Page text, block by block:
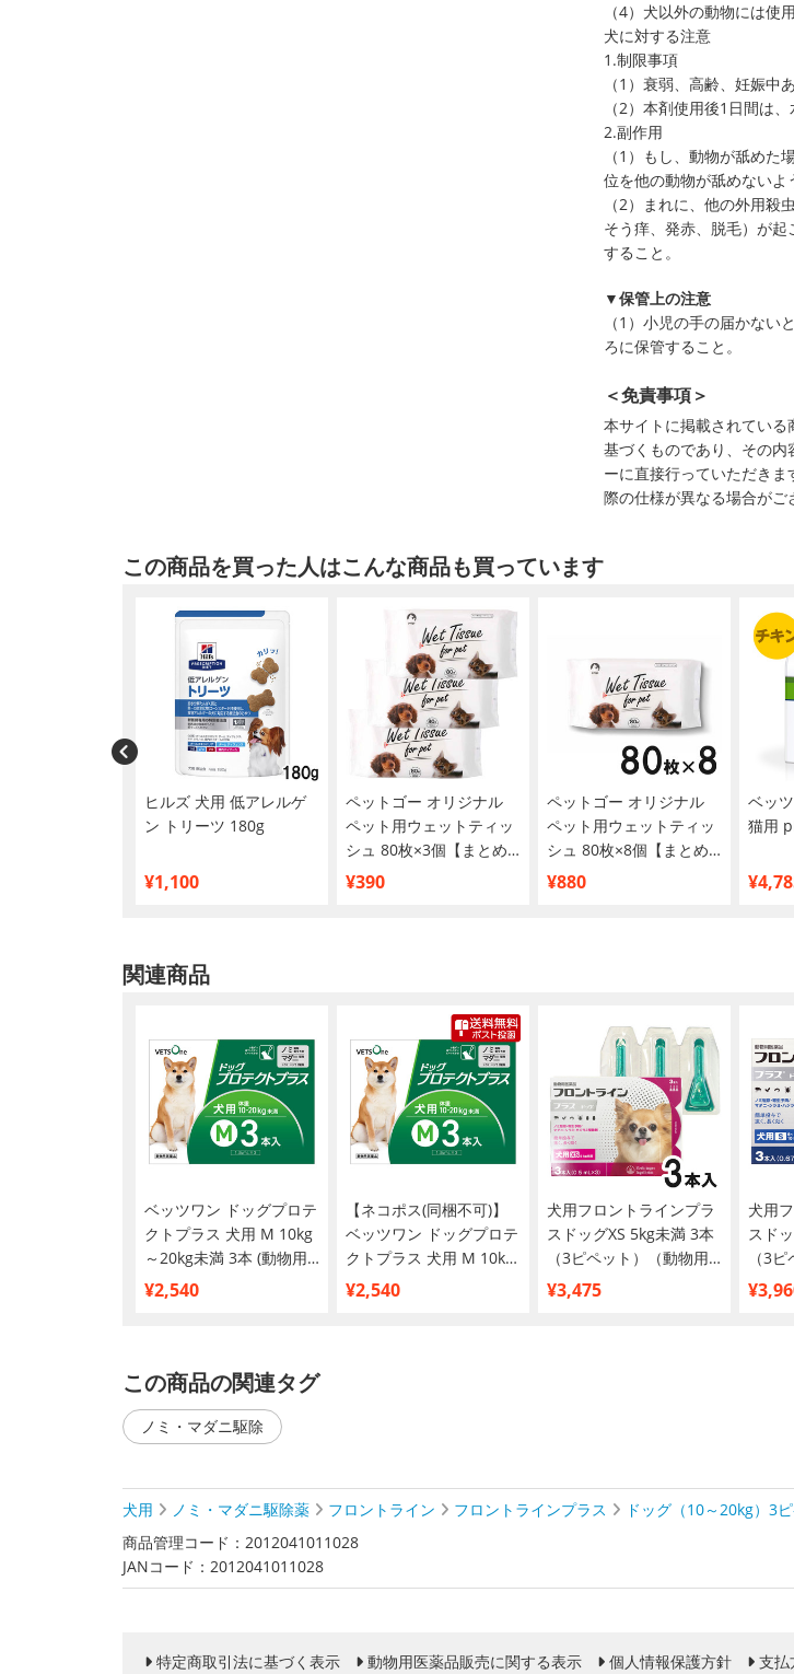
（4）犬以外の動物には使
犬に対する注意
1.制限事項
（1）衰弱、高齢、妊娠中
（2）本剤使用後1日間は
2.副作用
（1）もし、動物が舐め
位を他の動物が舐めないよ
（2）まれに、他の外用
そう痒、発赤、脱毛）が
すること。
▼保管上の注意
（1）小児の手の届かな
ろに保管すること。
＜免責事項＞
本サイトに掲載されてい
基づくものであり、その
ーに直接行っていただき
際の仕様が異なる場合がご
この商品を買った人はこんな商品も買っています
ヒルズ 犬用 低アレルゲ
ン トリーツ 180g
¥1,100
ペットゴー オリジナル
ペット用ウェットティッ
シュ 80枚×3個【まとめ
買い】
¥390
ペットゴー オリジナル
ペット用ウェットティッ
シュ 80枚×8個【まとめ
買い】
¥880
ベッ
猫用
関連商品
ベッツワン ドッグプロテ
クトプラス 犬用 M 10kg
～20kg未満 3本 (動物用
医薬品)
¥2,540
【ネコポス(同梱不可)】
ベッツワン ドッグプロテ
クトプラス 犬用 M 10kg
～20kg未満 3本 (動物用
医薬品)
¥2,540
犬用フロントラインプラ
スドッグXS 5kg未満 3本
（3ピペット）（動物用
医薬品）
¥3,475
犬用
スド
（3
医薬品
この商品の関連タグ
ノミ・マダニ駆除
犬用 ノミ・マダニ駆除薬 フロントライン フロントラインプラス
ドッグ（10～20kg）3
商品管理コード：2012041011028
JANコード：2012041011028
特定商取引法に基づく表示 動物用医薬品販売に関する表示 個人情報保護方針 支払